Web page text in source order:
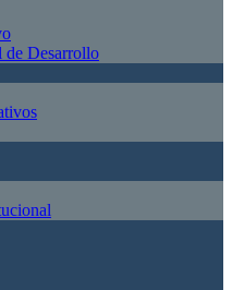
de Desarrollo